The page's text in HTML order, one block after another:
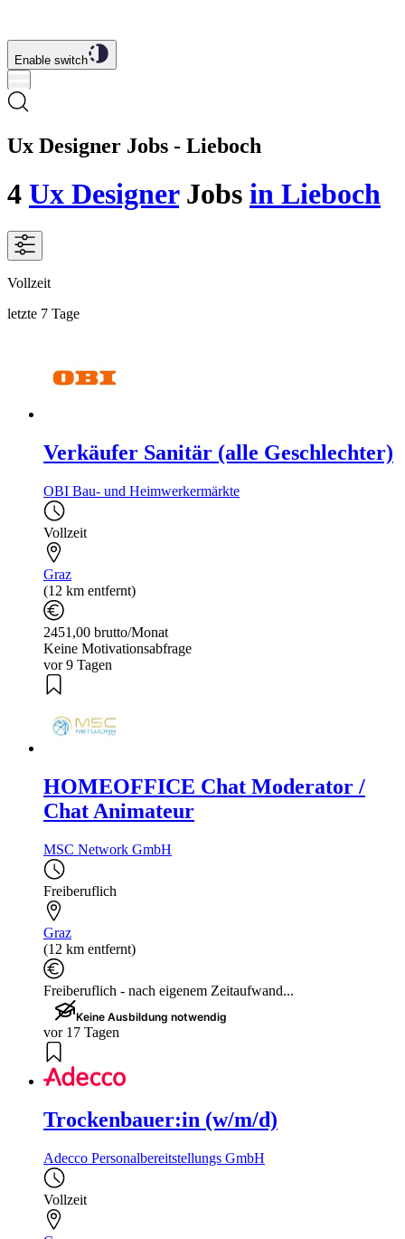
Enable switch
Ux Designer Jobs - Lieboch
4 Ux DesignerJobs in Lieboch
Vollzeit
letzte 7 Tage
Verkäufer Sanitär (alle Geschlechter)
OBI Bau- und Heimwerkermärkte
Vollzeit
Graz
(12 km entfernt)
2451,00 brutto/Monat
Keine Motivationsabfrage
vor 9 Tagen
HOMEOFFICE Chat Moderator /
Chat Animateur
MSC Network GmbH
Freiberuflich
Graz
(12 km entfernt)
Freiberuflich - nach eigenem Zeitaufwand...
Keine Ausbildung notwendig
vor 17 Tagen
Trockenbauer:in (w/m/d)
Adecco Personalbereitstellungs GmbH
Vollzeit